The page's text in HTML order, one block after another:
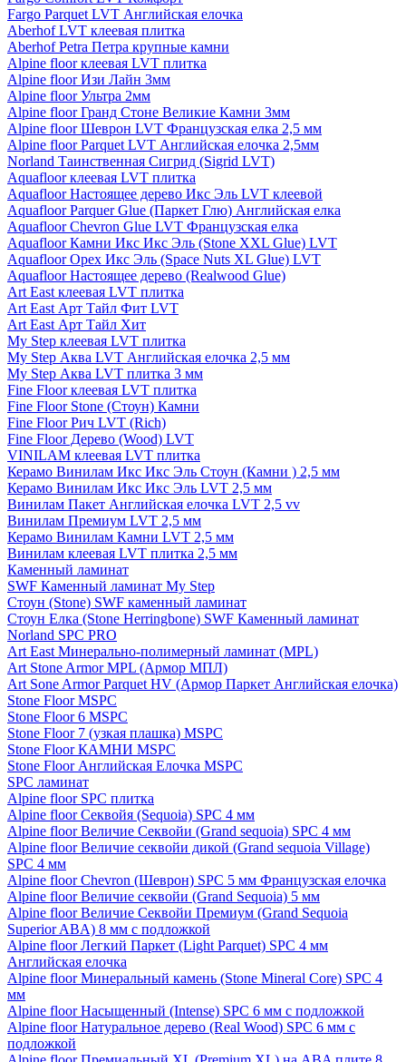
Fargo Parquet LVT Английская елочка
Aberhof LVT клеевая плитка
Aberhof Petra Петра крупные камни
Alpine floor клеевая LVT плитка
Alpine floor Изи Лайн 3мм
Alpine floor Ультра 2мм
Alpine floor Гранд Стоне Великие Камни 3мм
Alpine floor Шеврон LVT Французская елка 2,5 мм
Alpine floor Parquet LVT Английская елочка 2,5мм
Norland Таинственная Сигрид (Sigrid LVT)
Aquafloor клеевая LVT плитка
Aquafloor Настоящее дерево Икс Эль LVT клеевой
Aquafloor Parquer Glue (Паркет Глю) Английская елка
Aquafloor Chevron Glue LVT Французская елка
Aquafloor Камни Икс Икс Эль (Stone XXL Glue) LVT
Aquafloor Орех Икс Эль (Space Nuts XL Glue) LVT
Aquafloor Настоящее дерево (Realwood Glue)
Art East клеевая LVT плитка
Art East Арт Тайл Фит LVT
Art East Арт Тайл Хит
My Step клеевая LVT плитка
My Step Аква LVT Английская елочка 2,5 мм
My Step Аква LVT плитка 3 мм
Fine Floor клеевая LVT плитка
Fine Floor Stone (Стоун) Камни
Fine Floor Рич LVT (Rich)
Fine Floor Дерево (Wood) LVT
VINILAM клеевая LVT плитка
Керамо Винилам Икс Икс Эль Стоун (Камни ) 2,5 мм
Керамо Винилам Икс Икс Эль LVT 2,5 мм
Винилам Пакет Английская елочка LVT 2,5 vv
Винилам Премиум LVT 2,5 мм
Керамо Винилам Камни LVT 2,5 мм
Винилам клеевая LVT плитка 2,5 мм
Каменный ламинат
SWF Каменный ламинат My Step
Стоун (Stone) SWF каменный ламинат
Стоун Елка (Stone Herringbone) SWF Каменный ламинат
Norland SPC PRO
Art East Минерально-полимерный ламинат (MPL)
Art Stone Armor MPL (Армор МПЛ)
Art Sone Armor Parquet HV (Армор Паркет Английская елочка)
Stone Floor MSPC
Stone Floor 6 MSPC
Stone Floor 7 (узкая плашка) MSPC
Stone Floor КАМНИ MSPC
Stone Floor Английская Елочка MSPC
SPC ламинат
Alpine floor SPC плитка
Alpine floor Секвойя (Sequoia) SPC 4 мм
Alpine floor Величие Секвойи (Grand sequoia) SPC 4 мм
Alpine floor Величие секвойи дикой (Grand sequoia Village)
SPC 4 мм
Alpine floor Chevron (Шеврон) SPC 5 мм Французская елочка
Alpine floor Величие секвойи (Grand Sequoia) 5 мм
Alpine floor Величие Секвойи Премиум (Grand Sequoia
Superior ABA) 8 мм с подложкой
Alpine floor Легкий Паркет (Light Parquet) SPC 4 мм
Английская елочка
Alpine floor Минеральный камень (Stone Mineral Core) SPC 4
мм
Alpine floor Насыщенный (Intense) SPC 6 мм с подложкой
Alpine floor Натуральное дерево (Real Wood) SPC 6 мм с
подложкой